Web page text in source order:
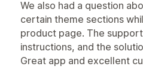
We also had a question
certain theme sections
product page. The
instructions, and the
Great app and excellent